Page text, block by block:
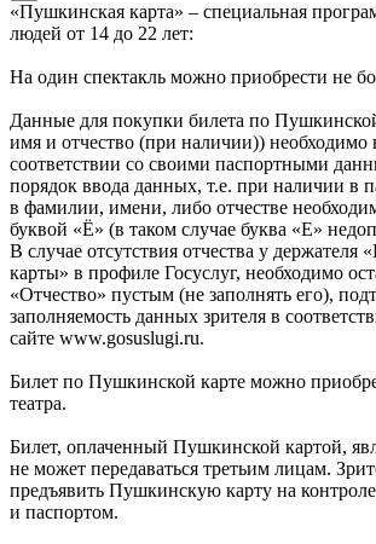
«Пушкинская карта» – специальная
людей от 14 до 22 лет:
На один спектакль можно приобрести не
Данные для покупки билета по
имя и отчество (при наличии)) необходимо
соответствии со своими паспортными
порядок ввода данных, т.е. при наличии в
в фамилии, имени, либо отчестве
буквой «Ё» (в таком случае буква «Е»
В случае отсутствия отчества у держателя
карты» в профиле Госуслуг, необходимо
«Отчество» пустым (не заполнять его),
заполняемость данных зрителя в
сайте www.gosuslugi.ru.
Билет по Пушкинской карте можно
театра.
Билет, оплаченный Пушкинской картой,
не может передаваться третьим лицам.
предъявить Пушкинскую карту на
и паспортом.